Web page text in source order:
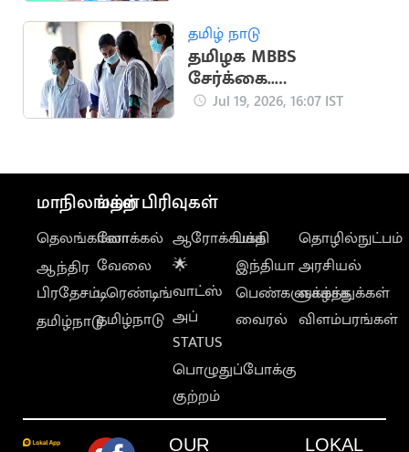
தமிழ் நாடு
தமிழக MBBS
சேர்க்கை..
எதிர்பார்க்கப்படும் கட்-
Jul 19, 2026, 16:07 IST
மாநிலங்கள்
தெலங்கானா
ஆந்திர
பிரதேசம்
தமிழ்நாடு
மற்ற பிரிவுகள்
லோக்கல்
வேலை
டிரெண்டிங்
தமிழ்நாடு
ஆரோக்கியம்
🌟
வாட்ஸ்
அப்
STATUS
பொழுதுப்போக்கு
குற்றம்
பக்தி
இந்தியா
பெண்களுக்காக
வைரல்
தொழில்நுட்பம்
அரசியல்
வாழ்த்துக்கள்
விளம்பரங்கள்
OUR LOKAL